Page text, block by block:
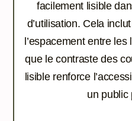
facilement lisible
d’utilisation. Cela
l’espacement entre
que le contraste des
lisible renforce
un public